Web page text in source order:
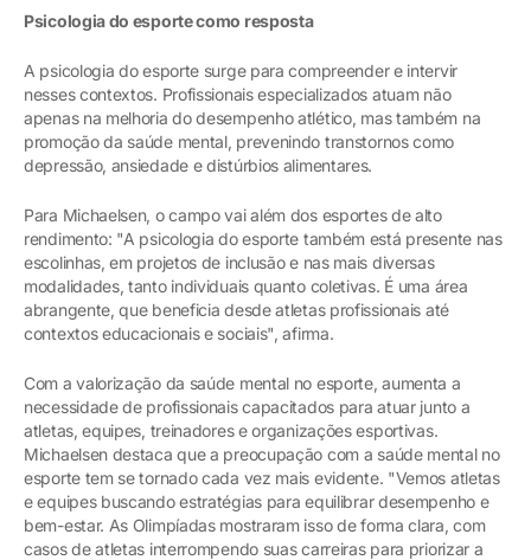
Psicologia do esporte como resposta
A psicologia do esporte surge para compreender e intervir
nesses contextos. Profissionais especializados atuam não
apenas na melhoria do desempenho atlético, mas também na
promoção da saúde mental, prevenindo transtornos como
depressão, ansiedade e distúrbios alimentares.
Para Michaelsen, o campo vai além dos esportes de alto
rendimento: "A psicologia do esporte também está presente nas
escolinhas, em projetos de inclusão e nas mais diversas
modalidades, tanto individuais quanto coletivas. É uma área
abrangente, que beneficia desde atletas profissionais até
contextos educacionais e sociais", afirma.
Com a valorização da saúde mental no esporte, aumenta a
necessidade de profissionais capacitados para atuar junto a
atletas, equipes, treinadores e organizações esportivas.
Michaelsen destaca que a preocupação com a saúde mental no
esporte tem se tornado cada vez mais evidente. "Vemos atletas
e equipes buscando estratégias para equilibrar desempenho e
bem-estar. As Olimpíadas mostraram isso de forma clara, com
casos de atletas interrompendo suas carreiras para priorizar a